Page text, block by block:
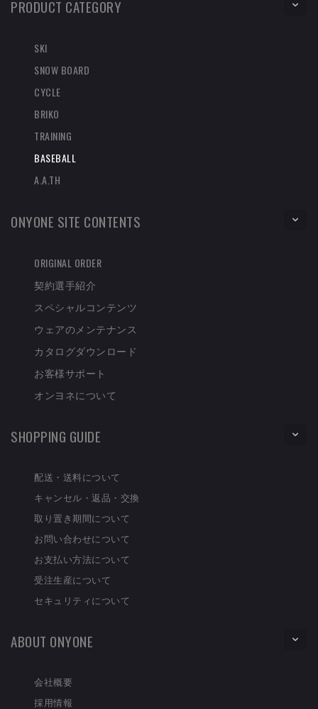
PRODUCT CATEGORY
SKI
SNOW BOARD
CYCLE
BRIKO
TRAINING
BASEBALL
A.A.TH
ONYONE SITE CONTENTS
ORIGINAL ORDER
契約選手紹介
スペシャルコンテンツ
ウェアのメンテナンス
カタログダウンロード
お客様サポート
オンヨネについて
SHOPPING GUIDE
配送・送料について
キャンセル・返品・交換
取り置き期間について
お問い合わせについて
お支払い方法について
受注生産について
セキュリティについて
ABOUT ONYONE
会社概要
採用情報